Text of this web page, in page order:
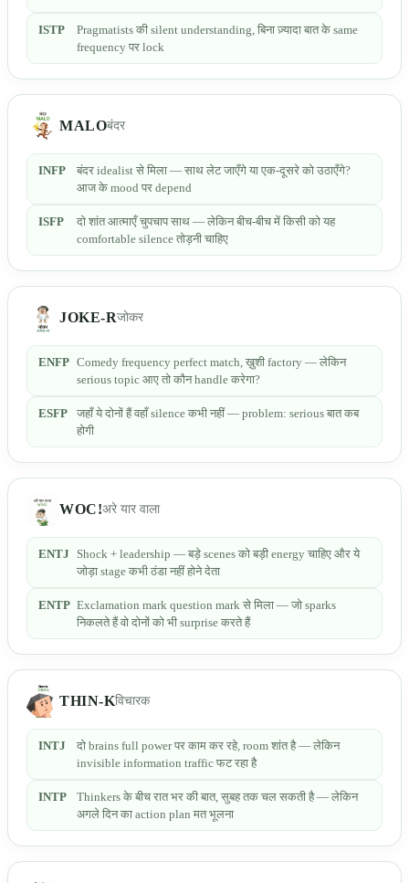
ISTP
Pragmatists की silent understanding, बिना ज़्यादा बात के same
frequency पर lock
MALOबंदर
INFP
बंदर idealist से मिला — साथ लेट जाएँगे या एक-दूसरे को उठाएँगे?
आज के mood पर depend
ISFP
दो शांत आत्माएँ चुपचाप साथ — लेकिन बीच-बीच में किसी को यह
comfortable silence तोड़नी चाहिए
JOKE-Rजोकर
ENFP Comedy frequency perfect match, ख़ुशी factory — लेकिन
serious topic आए तो कौन handle करेगा?
ESFP
जहाँ ये दोनों हैं वहाँ silence कभी नहीं — problem: serious बात कब
होगी
WOC!अरे यार वाला
ENTJ
Shock + leadership — बड़े scenes को बड़ी energy चाहिए और ये
जोड़ा stage कभी ठंडा नहीं होने देता
ENTP Exclamation mark question mark से मिला — जो sparks
निकलते हैं वो दोनों को भी surprise करते हैं
THIN-Kविचारक
INTJ
दो brains full power पर काम कर रहे, room शांत है — लेकिन
invisible information traffic फट रहा है
INTP
Thinkers के बीच रात भर की बात, सुबह तक चल सकती है — लेकिन
अगले दिन का action plan मत भूलना